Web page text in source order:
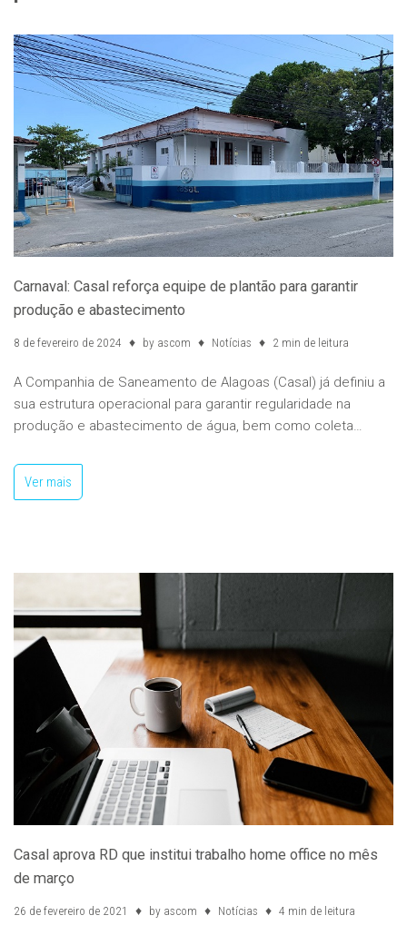
Carnaval: Casal reforça equipe de plantão para garantir
produção e abastecimento
8 de fevereiro de 2024 by ascom Notícias 2 min de leitura
A Companhia de Saneamento de Alagoas (Casal) já definiu a
sua estrutura operacional para garantir regularidade na
produção e abastecimento de água, bem como coleta…
Ver mais
Casal aprova RD que institui trabalho home office no mês
de março
26 de fevereiro de 2021 by ascom Notícias 4 min de leitura